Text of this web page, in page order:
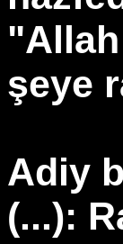
şeye
Adiy
(...):